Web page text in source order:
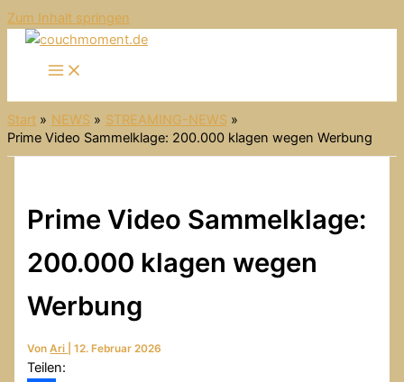
Zum Inhalt springen
Start NEWS
STREAMING-NEWS
Prime Video Sammelklage: 200.000 klagen wegen Werbung
Prime Video Sammelklage:
200.000 klagen wegen
Werbung
VonAri |12. Februar 2026
Teilen: